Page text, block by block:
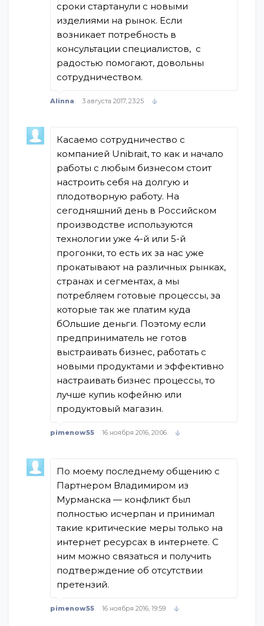
сроки стартанули с новыми
изделиями на рынок. Если
возникает потребность в
консультации специалистов, с
радостью помогают, довольны
сотрудничеством.
Alinna 3 августа 2017, 23:25
Касаемо сотрудничество с
компанией Unibrait, то как и начало
работы с любым бизнесом стоит
настроить себя на долгую и
плодотворную работу. На
сегодняшний день в Российском
производстве используются
технологии уже 4-й или 5-й
прогонки, то есть их за нас уже
прокатывают на различных рынках,
странах и сегментах, а мы
потребляем готовые процессы, за
которые так же платим куда
бОльшие деньги. Поэтому если
предприниматель не готов
выстраивать бизнес, работать с
новыми продуктами и эффективно
настраивать бизнес процессы, то
лучше купиь кофейню или
продуктовый магазин.
pimenow55 16 ноября 2016, 20:06
По моему последнему общению с
Партнером Владимиром из
Мурманска — конфликт был
полностью исчерпан и принимал
такие критические меры только на
интернет ресурсах в интернете. С
ним можно связаться и получить
подтверждение об отсутствии
претензий.
pimenow55 16 ноября 2016, 19:59